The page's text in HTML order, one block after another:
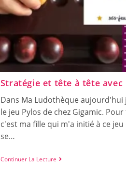
Stratégie et tête à tête avec
Dans Ma Ludothèque aujourd'hui
le jeu Pylos de chez Gigamic.
c'est ma fille qui m'a initié à ce
se…
Continuer La LectureStratégie
Et